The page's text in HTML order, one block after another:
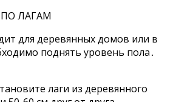
ЛАГАМ
для деревянных домов или в
поднять уровень пола․
лаги из деревянного